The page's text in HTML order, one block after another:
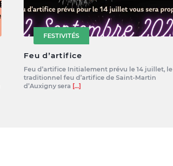
FESTIVITÉS
Feu d’artifice
Feu d’artifice Initialement prévu le 14 juillet, le
traditionnel feu d’artifice de Saint-Martin
d’Auxigny sera [...]